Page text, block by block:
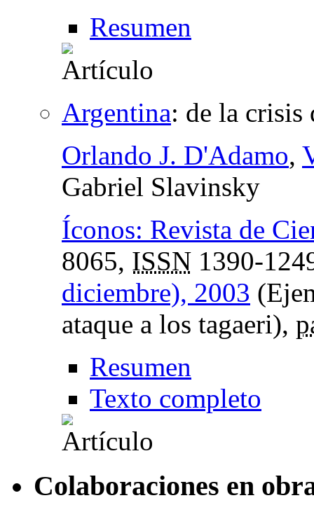
Resumen
Argentina: de la crisis
Orlando J. D'Adamo,
Gabriel Slavinsky
Íconos: Revista de
8065, ISSN 1390-
diciembre), 2003
ataque a los tagaeri),
Resumen
Texto completo
Colaboraciones en